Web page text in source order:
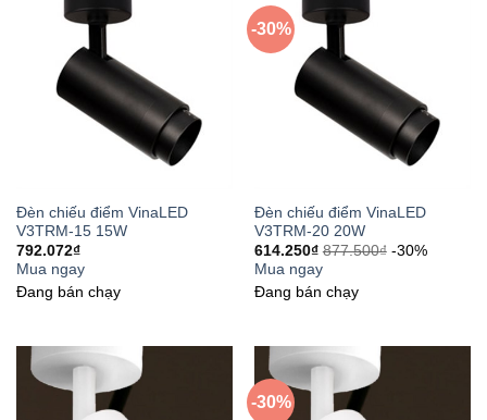
Đèn chiếu điểm VinaLED
V3TRM-15 15W
792.072₫
Mua ngay
Đang bán chạy
-30%
Đèn chiếu điểm VinaLED
V3TRM-20 20W
614.250₫ 877.500₫ -30%
Mua ngay
Đang bán chạy
-30%